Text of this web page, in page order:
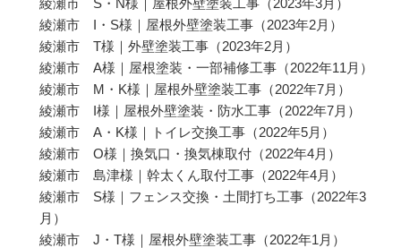
綾瀬市 I・S様｜屋根外壁塗装工事 （2023年2月）
綾瀬市 T様｜外壁塗装工事 （2023年2月）
綾瀬市 A様｜屋根塗装・一部補修工事 （2022年11月）
綾瀬市 M・K様｜屋根外壁塗装工事 （2022年7月）
綾瀬市 I様｜屋根外壁塗装・防水工事 （2022年7月）
綾瀬市 A・K様｜トイレ交換工事 （2022年5月）
綾瀬市 O様｜換気口・換気棟取付 （2022年4月）
綾瀬市 島津様｜幹太くん取付工事 （2022年4月）
綾瀬市 S様｜フェンス交換・土間打ち工事 （2022年3
月）
綾瀬市 J・T様｜屋根外壁塗装工事 （2022年1月）